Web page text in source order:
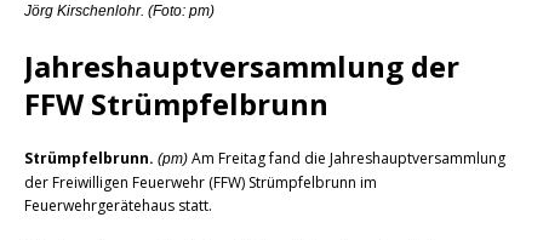
Jörg Kirschenlohr. (Foto: pm)
Jahreshauptversammlung der
FFW Strümpfelbrunn
Strümpfelbrunn. (pm) Am Freitag fand die Jahreshauptversammlung
der Freiwilligen Feuerwehr (FFW) Strümpfelbrunn im
Feuerwehrgerätehaus statt.